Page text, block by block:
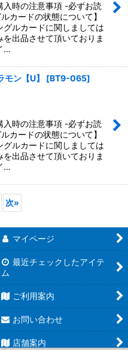
入時の注意事項 -必ずお読
カードの状態について】
ルカードに関しましては
出品させて頂いておりま
…
ン【U】 [BT9-065]
入時の注意事項 -必ずお読
カードの状態について】
ルカードに関しましては
出品させて頂いておりま
…
次»
マイページ
最近チェックしたアイテ
ム
ご利用案内
お問い合わせ
店舗案内